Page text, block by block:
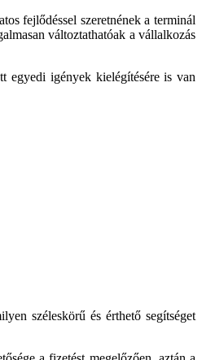
fejlődéssel szeretnének a terminál
változtathatóak a vállalkozás
egyedi igények kielégítésére is van
széleskörű és érthető segítséget